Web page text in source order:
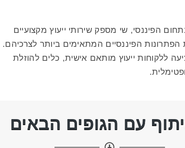
הפיננסי, שי מספק שירותי ייעוץ מקצועיים
הפתרונות הפיננסיים המתאימים ביותר לצרכיהם.
ללקוחות ייעוץ מותאם אישית, כלים להוזלת
עם הגופים הבאים